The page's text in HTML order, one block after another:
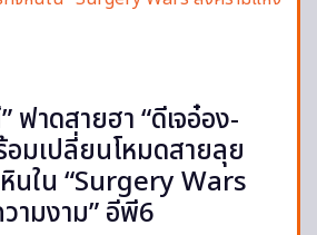
ฟาดสายฮา “ดีเจอ๋อง-
มเปลี่ยนโหมดสายลุย
หินใน “Surgery Wars
ามงาม” อีพี6